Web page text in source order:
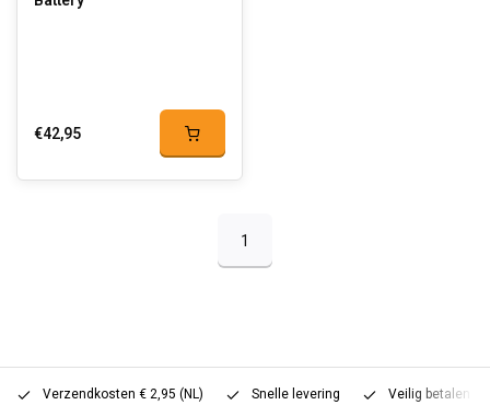
€42,95
1
Verzendkosten € 2,95 (NL) Snelle levering Veilig betalen